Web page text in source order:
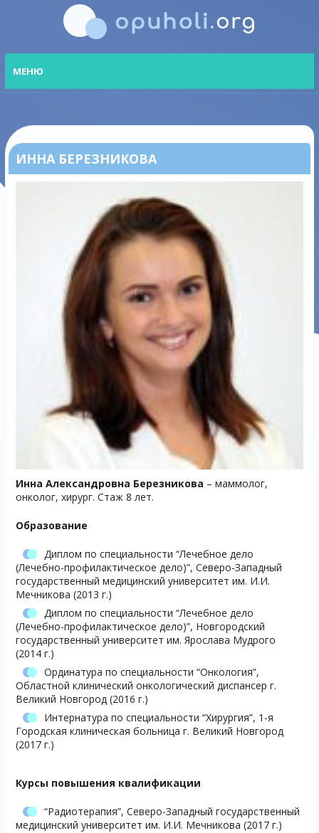
МЕНЮ
ИННА БЕРЕЗНИКОВА
Инна Александровна Березникова – маммолог,
онколог, хирург. Стаж 8 лет.
Образование
Диплом по специальности “Лечебное дело
(Лечебно-профилактическое дело)”, Северо-Западный
государственный медицинский университет им. И.И.
Мечникова (2013 г.)
Диплом по специальности “Лечебное дело
(Лечебно-профилактическое дело)”, Новгородский
государственный университет им. Ярослава Мудрого
(2014 г.)
Ординатура по специальности “Онкология”,
Областной клинический онкологический диспансер г.
Великий Новгород (2016 г.)
Интернатура по специальности “Хирургия”, 1-я
Городская клиническая больница г. Великий Новгород
(2017 г.)
Курсы повышения квалификации
“Радиотерапия”, Северо-Западный государственный
медицинский университет им. И.И. Мечникова (2017 г.)